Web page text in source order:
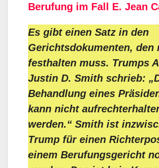
Berufung im Fall E. Jean
Es gibt einen Satz in den
Gerichtsdokumenten, den
festhalten muss. Trumps
Justin D. Smith schrieb:
Behandlung eines
kann nicht
werden.“ Smith ist
Trump für einen
einem Berufungsgericht